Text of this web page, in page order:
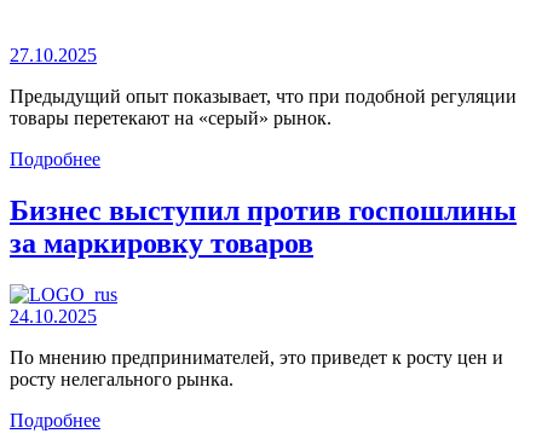
27.10.2025
Предыдущий опыт показывает, что при подобной регуляции
товары перетекают на «серый» рынок.
Подробнее
Бизнес выступил против госпошлины
за маркировку товаров
24.10.2025
По мнению предпринимателей, это приведет к росту цен и
росту нелегального рынка.
Подробнее